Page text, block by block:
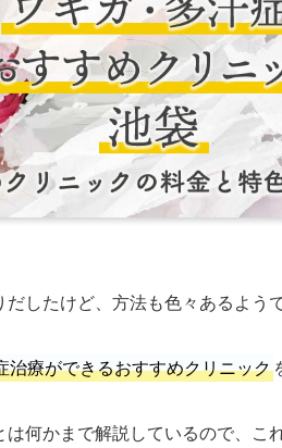
したけど、方法も色々あるよう
治療ができるおすすめクリニック
何かまで解説しているので、こ